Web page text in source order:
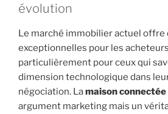
évolution
Le marché immobilier actuel
exceptionnelles pour les
particulièrement pour ceux qui
dimension technologique dans
négociation. Lamaison connectée
argument marketing mais un